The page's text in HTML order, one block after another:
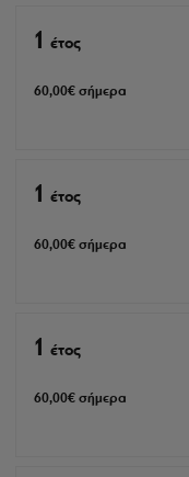
1 έτος
60,00€σήμερα
1 έτος
60,00€σήμερα
1 έτος
60,00€σήμερα